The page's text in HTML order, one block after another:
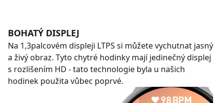
BOHATÝ DISPLEJ
Na 1,3palcovém displeji LTPS si můžete vychutnat jasný
a živý obraz. Tyto chytré hodinky mají jedinečný displej
s rozlišením HD - tato technologie byla u našich
hodinek použita vůbec poprvé.